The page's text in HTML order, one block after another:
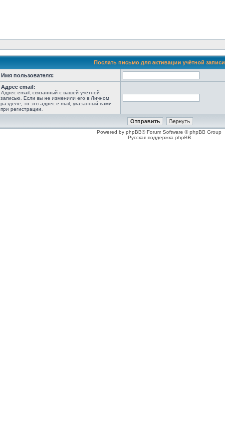
Послать письмо для активации учётной записи
Имя пользователя:
Адрес email:
Адрес email, связанный с вашей учётной
записью. Если вы не изменили его в Личном
разделе, то это адрес e-mail, указанный вами
при регистрации.
Powered by phpBB® Forum Software © phpBB Group
Русская поддержка phpBB